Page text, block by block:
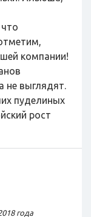
компании!
не выглядят.
пуделиных
рост
года